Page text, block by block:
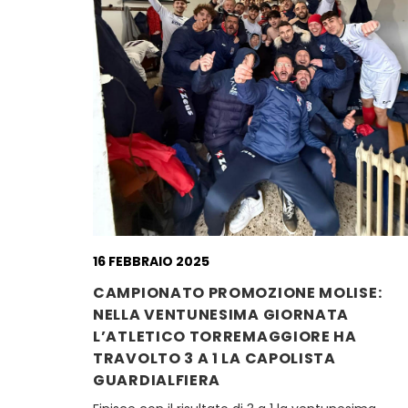
16 FEBBRAIO 2025
CAMPIONATO PROMOZIONE MOLISE:
NELLA VENTUNESIMA GIORNATA
L’ATLETICO TORREMAGGIORE HA
TRAVOLTO 3 A 1 LA CAPOLISTA
GUARDIALFIERA